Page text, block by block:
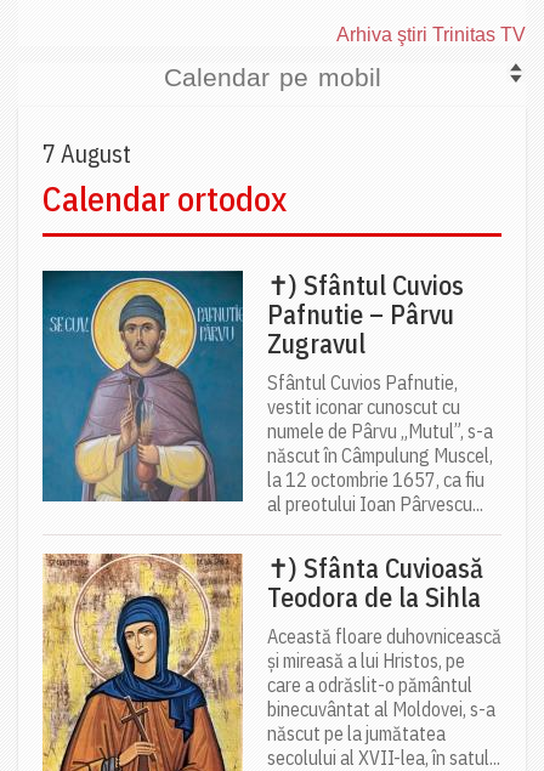
Arhiva ştiri Trinitas TV
Calendar pe mobil
7 August
Calendar ortodox
✝) Sfântul Cuvios
Pafnutie – Pârvu
Zugravul
Sfântul Cuvios Pafnutie,
vestit iconar cunoscut cu
numele de Pârvu „Mutul”, s-a
născut în Câmpulung Muscel,
la 12 octombrie 1657, ca fiu
al preotului Ioan Pârvescu...
✝) Sfânta Cuvioasă
Teodora de la Sihla
Această floare duhovnicească
și mireasă a lui Hristos, pe
care a odrăslit-o pământul
binecuvântat al Moldovei, s-a
născut pe la jumătatea
secolului al XVII-lea, în satul...